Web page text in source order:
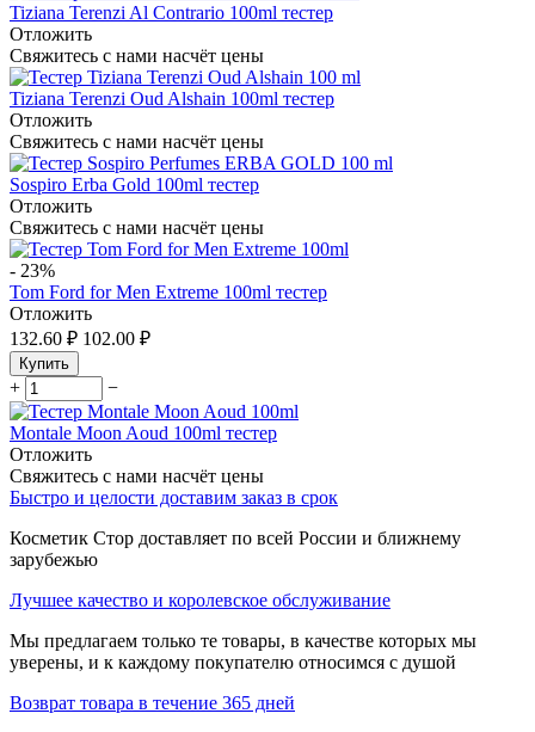
Tiziana Terenzi Al Contrario 100ml тестер
Отложить
Свяжитесь с нами насчёт цены
Tiziana Terenzi Oud Alshain 100ml тестер
Отложить
Свяжитесь с нами насчёт цены
Sospiro Erba Gold 100ml тестер
Отложить
Свяжитесь с нами насчёт цены
- 23%
Tom Ford for Men Extreme 100ml тестер
Отложить
132.60 ₽ 102.00 ₽
Купить
+ −
Montale Moon Aoud 100ml тестер
Отложить
Свяжитесь с нами насчёт цены
Быстро и целости доставим заказ в срок
Косметик Стор доставляет по всей России и ближнему
зарубежью
Лучшее качество и королевское обслуживание
Мы предлагаем только те товары, в качестве которых мы
уверены, и к каждому покупателю относимся с душой
Возврат товара в течение 365 дней